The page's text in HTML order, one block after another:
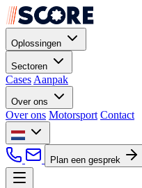
Oplossingen
Sectoren
Cases Aanpak
Over ons
Over ons Motorsport Contact
Plan een gesprek